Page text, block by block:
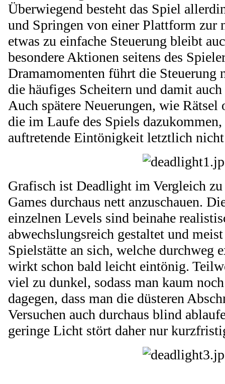
Überwiegend besteht das Spiel
und Springen von einer Plattform zur
etwas zu einfache Steuerung bleibt
besondere Aktionen seitens des
Dramamomenten führt die Steuerung
die häufiges Scheitern und damit
Auch spätere Neuerungen, wie Rätsel
die im Laufe des Spiels
auftretende Eintönigkeit letztlich
Grafisch ist Deadlight im Vergleich
Games durchaus nett anzuschauen.
einzelnen Levels sind beinahe
abwechslungsreich gestaltet und
Spielstätte an sich, welche durchweg
wirkt schon bald leicht eintönig.
viel zu dunkel, sodass man kaum
dagegen, dass man die düsteren
Versuchen auch durchaus blind
geringe Licht stört daher nur